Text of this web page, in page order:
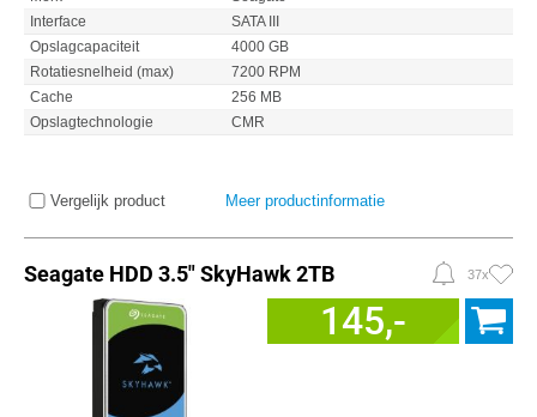
Interface
SATA III
Opslagcapaciteit
4000 GB
Rotatiesnelheid (max)
7200 RPM
Cache
256 MB
Opslagtechnologie
CMR
Vergelijk product Meer productinformatie
Seagate HDD 3.5" SkyHawk 2TB 37x
145,-